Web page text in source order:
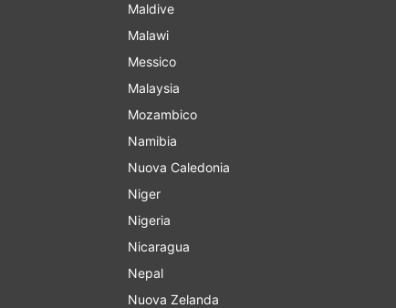
Maldive
Malawi
Messico
Malaysia
Mozambico
Namibia
Nuova Caledonia
Niger
Nigeria
Nicaragua
Nepal
Nuova Zelanda